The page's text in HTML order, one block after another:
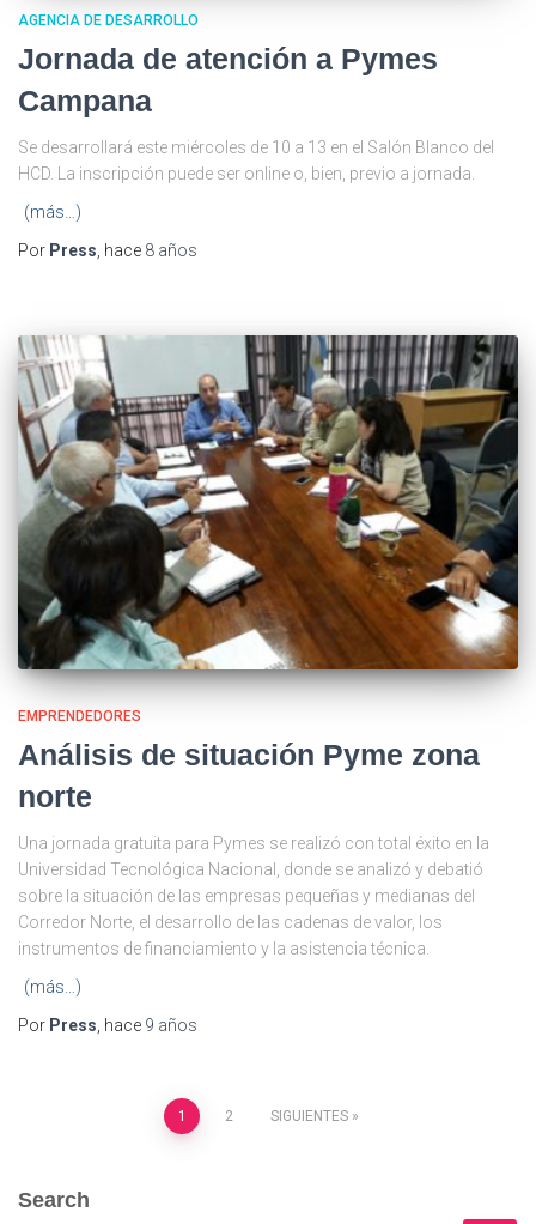
AGENCIA DE DESARROLLO
Jornada de atención a Pymes
Campana
Se desarrollará este miércoles de 10 a 13 en el Salón Blanco del
HCD. La inscripción puede ser online o, bien, previo a jornada.
(más…)
Por Press, hace 8 años
EMPRENDEDORES
Análisis de situación Pyme zona
norte
Una jornada gratuita para Pymes se realizó con total éxito en la
Universidad Tecnológica Nacional, donde se analizó y debatió
sobre la situación de las empresas pequeñas y medianas del
Corredor Norte, el desarrollo de las cadenas de valor, los
instrumentos de financiamiento y la asistencia técnica.
(más…)
Por Press , hace 9 años
Paginación
1 2 SIGUIENTES
Search